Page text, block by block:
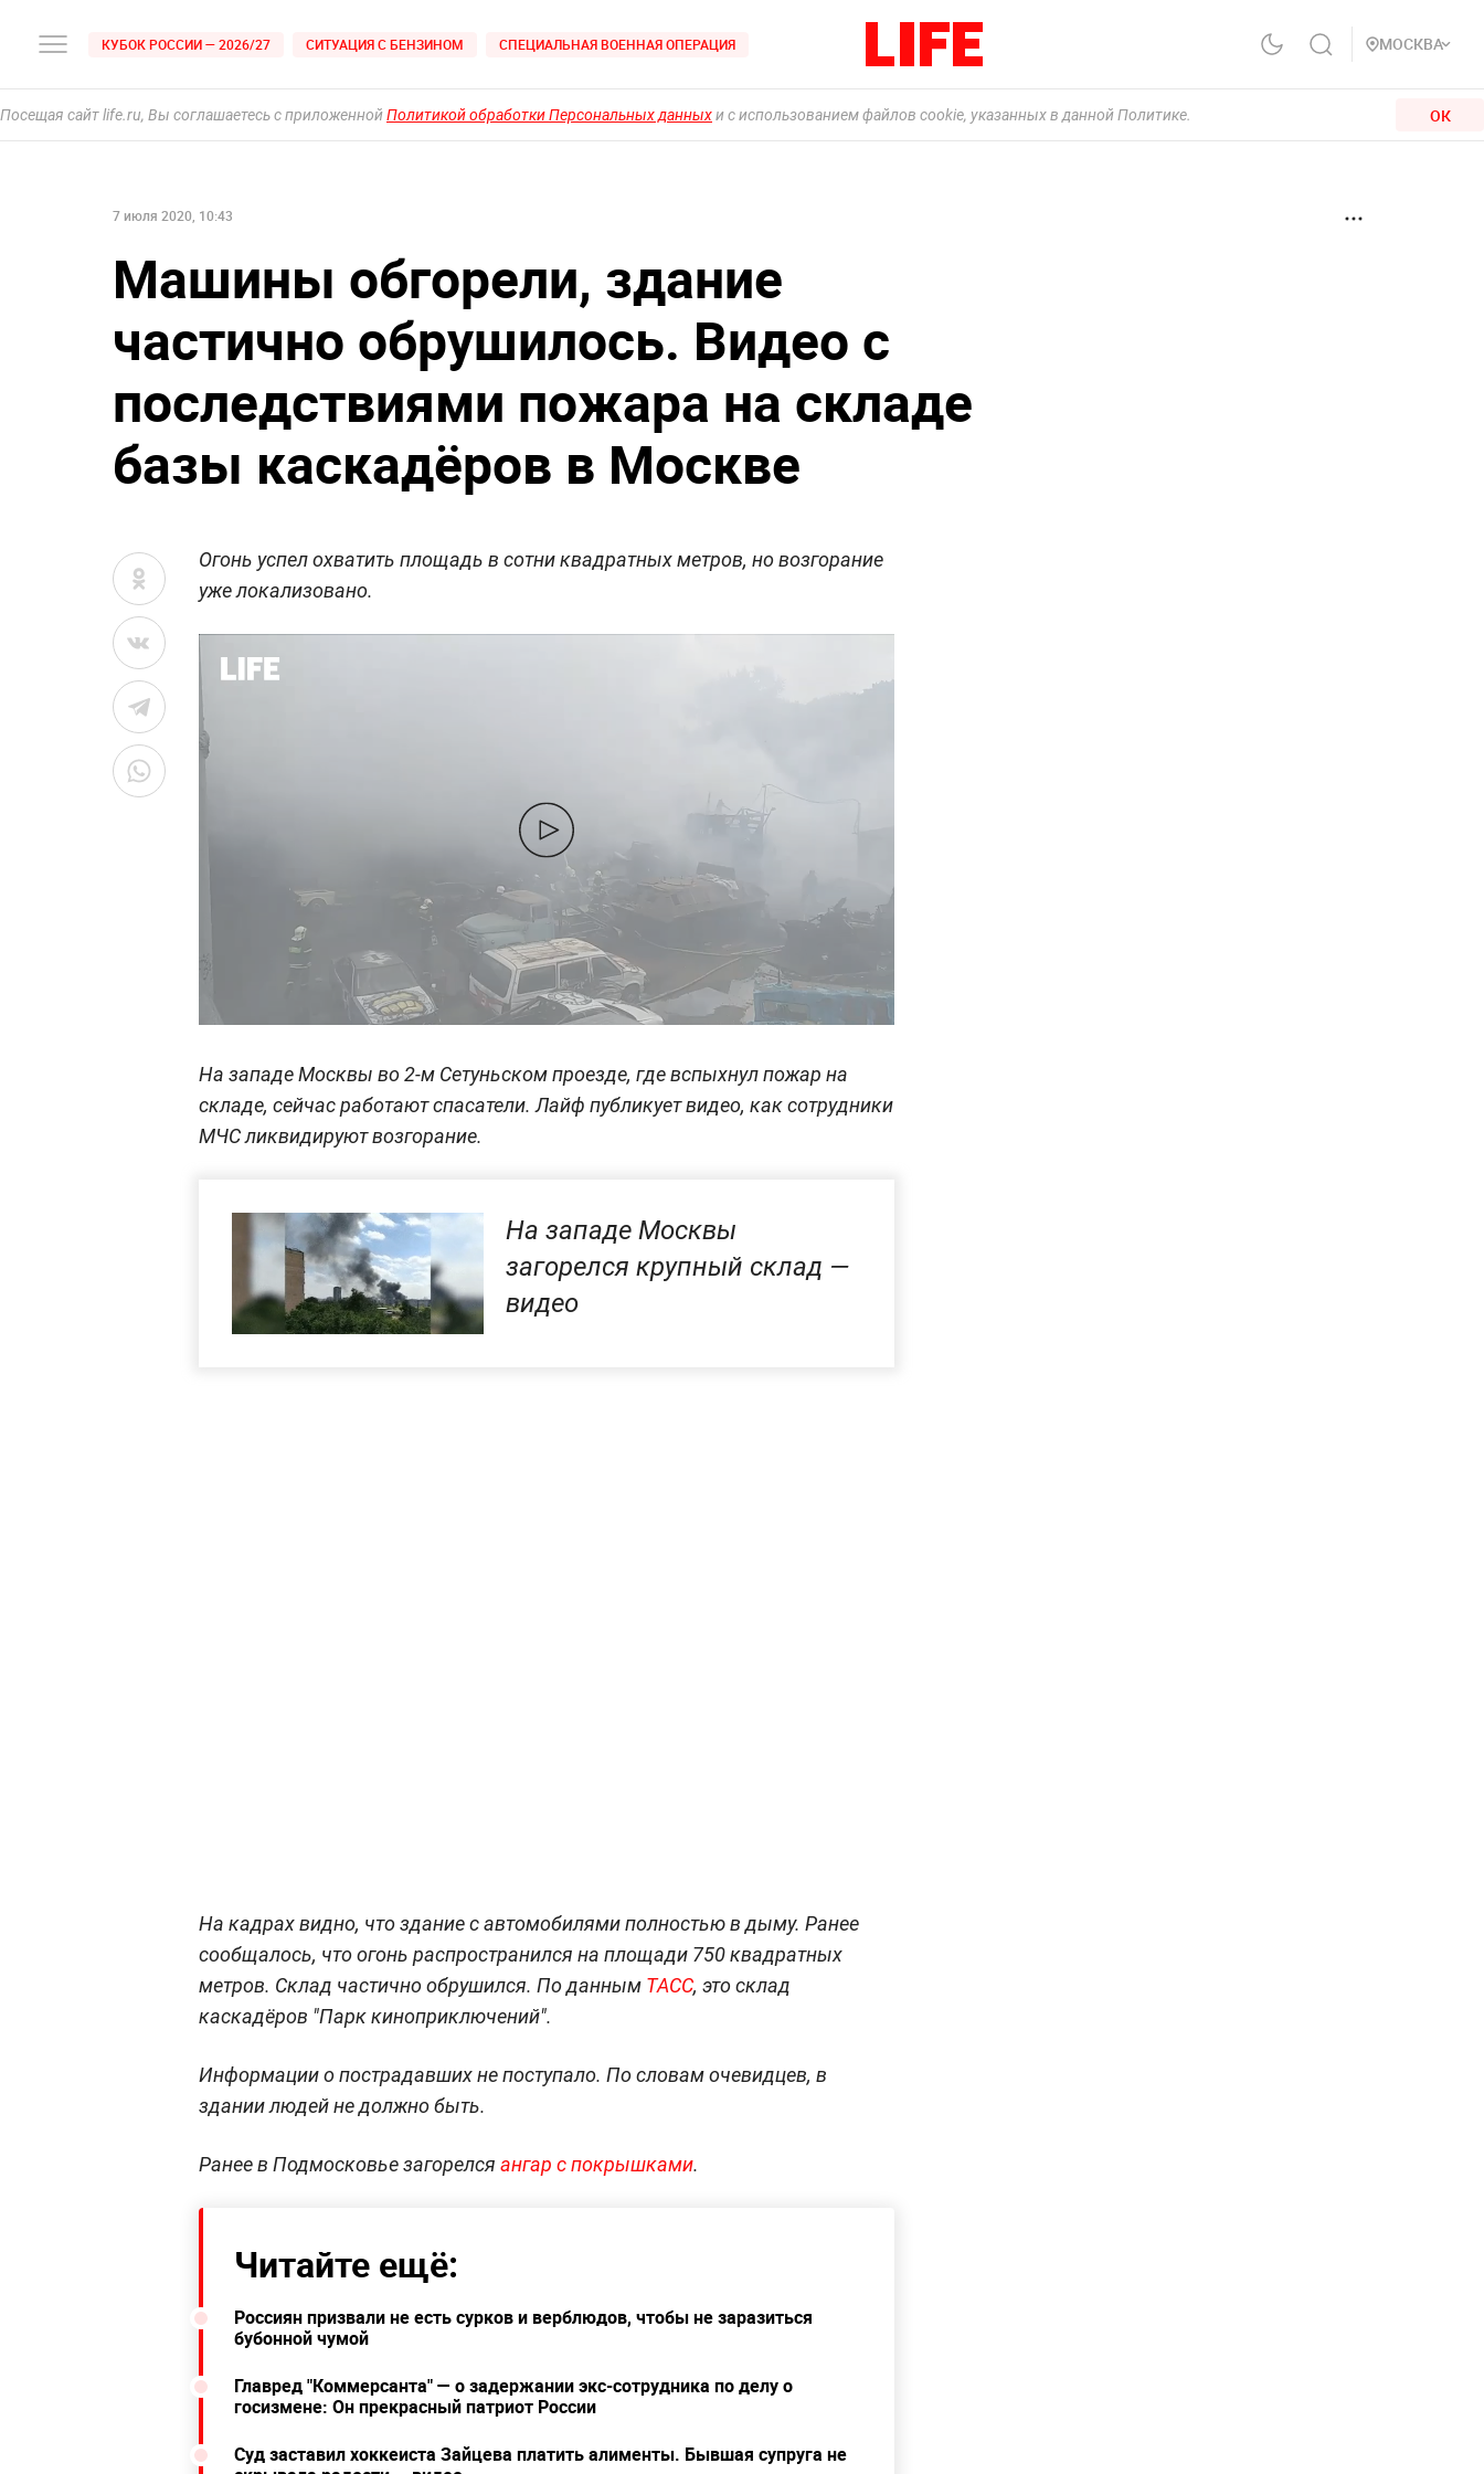
КУБОК РОССИИ — 2026/27 СИТУАЦИЯ С БЕНЗИНОМ СПЕЦИАЛЬНАЯ ВОЕННАЯ ОПЕРАЦИЯ МОСКВА
Посещая сайт life.ru, Вы соглашаетесь с приложеннойПолитикой обработки Персональных данныхи с использованием файлов cookie, указанных в данной Политике. ОК
7 июля 2020, 10:43
Машины обгорели, здание
частично обрушилось. Видео c
последствиями пожара на складе
базы каскадёров в Москве
Огонь успел охватить площадь в сотни квадратных метров, но возгорание
уже локализовано.
На западе Москвы во 2-м Сетуньском проезде, где вспыхнул пожар на
складе, сейчас работают спасатели. Лайф публикует видео, как сотрудники
МЧС ликвидируют возгорание.
На западе Москвы
загорелся крупный склад —
видео
На кадрах видно, что здание с автомобилями полностью в дыму. Ранее
сообщалось, что огонь распространился на площади 750 квадратных
метров. Склад частично обрушился. По данным ТАСС, это склад
каскадёров "Парк киноприключений".
Информации о пострадавших не поступало. По словам очевидцев, в
здании людей не должно быть.
Ранее в Подмосковье загорелся ангар с покрышками.
Читайте ещё:
Россиян призвали не есть сурков и верблюдов, чтобы не заразиться
бубонной чумой
Главред "Коммерсанта" — о задержании экс-сотрудника по делу о
госизмене: Он прекрасный патриот России
Суд заставил хоккеиста Зайцева платить алименты. Бывшая супруга не